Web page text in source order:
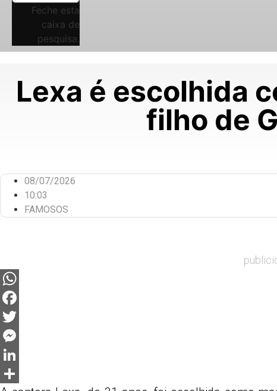
Feche esta
caixa de
pesquisa.
Lexa é escolhida
filho de
08/07/2026
10:03
FAMOSOS
WhatsApp
Facebook
Twitter
Messenger
LinkedIn